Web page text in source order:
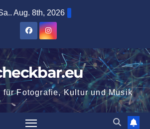
Aug. 8th, 2026
für Fotografie, Kultur und Musik